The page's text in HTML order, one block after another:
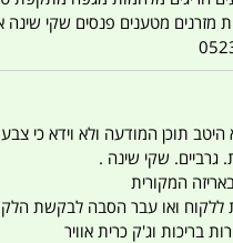
מזרנים מטענים פנסים שקי
היטב תוכן המודעה ולא וידא
גרביים. שקי שינה .
המקורית
ללקוח ואו עבר הסבה לבקשת
בריכות וג'ק כרית אוויר